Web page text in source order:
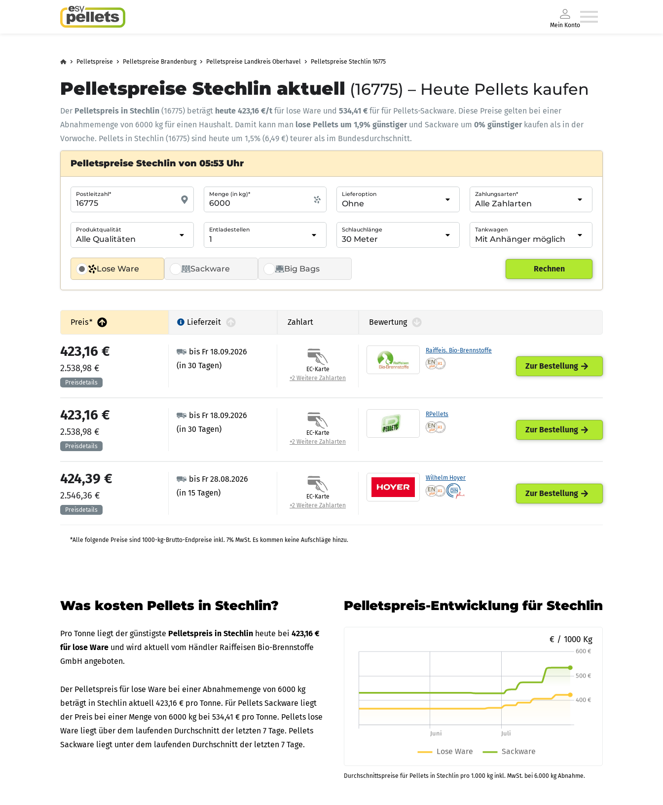
Mein Konto
Pelletspreise Pelletspreise Brandenburg Pelletspreise Landkreis Oberhavel Pelletspreise Stechlin 16775
Pelletspreise Stechlin aktuell (16775) – Heute Pellets kaufen
Der Pelletspreis in Stechlin (16775) beträgt heute 423,16 €/t für lose Ware und 534,41 € für für Pellets-Sackware. Diese Preise gelten bei einer
Abnahmemenge von 6000 kg für einen Haushalt. Damit kann man lose Pellets um 1,9% günstiger und Sackware um 0% günstigerkaufen als in der
Vorwoche. Pellets in Stechlin (16775) sind heute um 1,5% (6,49 €) teurer als im Bundesdurchschnitt.
Pelletspreise Stechlin von 05:53 Uhr
Lose Ware Sackware Big Bags
Postleitzahl* Menge (in kg)* Lieferoption Zahlungsarten*
Produktqualität Entladestellen Schlauchlänge Tankwagen
Rechnen
Preis* Lieferzeit Zahlart Bewertung
Raiffeis. Bio-Brennstoffe
bis Fr 18.09.2026
(in 30 Tagen)
423,16 €
2.538,98 €
EC-Karte
+2 Weitere Zahlarten
Zur Bestellung
RPellets
bis Fr 18.09.2026
(in 30 Tagen)
423,16 €
2.538,98 €
EC-Karte
+2 Weitere Zahlarten
Zur Bestellung
Wilhelm Hoyer
bis Fr 28.08.2026
(in 15 Tagen)
424,39 €
2.546,36 €
EC-Karte
+2 Weitere Zahlarten
Zur Bestellung
*Alle folgende Preise sind 1000-kg-Brutto-Endpreise inkl. 7% MwSt. Es kommen keine Aufschläge hinzu.
Was kosten Pellets in Stechlin?
Pro Tonne liegt der günstigste Pelletspreis in Stechlin heute bei 423,16 €
für lose Ware und wird aktuell vom Händler Raiffeisen Bio-Brennstoffe
GmbH angeboten.
Der Pelletspreis für lose Ware bei einer Abnahmemenge von 6000 kg
beträgt in Stechlin aktuell 423,16 € pro Tonne. Für Pellets Sackware liegt
der Preis bei einer Menge von 6000 kg bei 534,41 € pro Tonne. Pellets lose
Ware liegt über dem laufenden Durchschnitt der letzten 7 Tage. Pellets
Sackware liegt unter dem laufenden Durchschnitt der letzten 7 Tage.
Pelletspreis-Entwicklung für Stechlin
€ / 1000 Kg
Durchschnittspreise für Pellets in Stechlin pro 1.000 kg inkl. MwSt. bei 6.000 kg Abnahme.